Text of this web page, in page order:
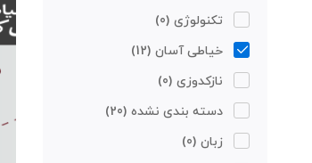
تکنولوژی (0)
خیاطی آسان (12)
نازکدوزی (0)
دسته بندی نشده (20)
زبان (0)